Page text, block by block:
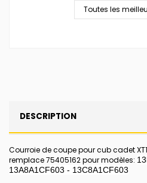
Toutes les
DESCRIPTION
Courroie de coupe pour cub cadet
remplace 75405162 pour modèles:
13A8A1CF603 - 13C8A1CF603